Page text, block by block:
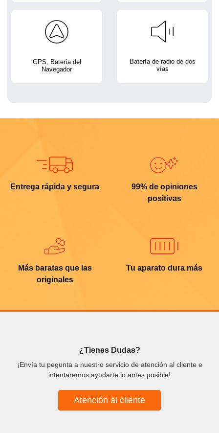
GPS, Batería del
Navegador
Batería de radio de dos
vías
Entrega rápida y segura
99% de opiniones
positivas
Más baratas que las
originales
Tu aparato dura más
¿Tienes Dudas?
¡Envía tu pegunta a nuestro servicio de atención al cliente e
intentaremos ayudarte lo antes posible!
Atención al cliente